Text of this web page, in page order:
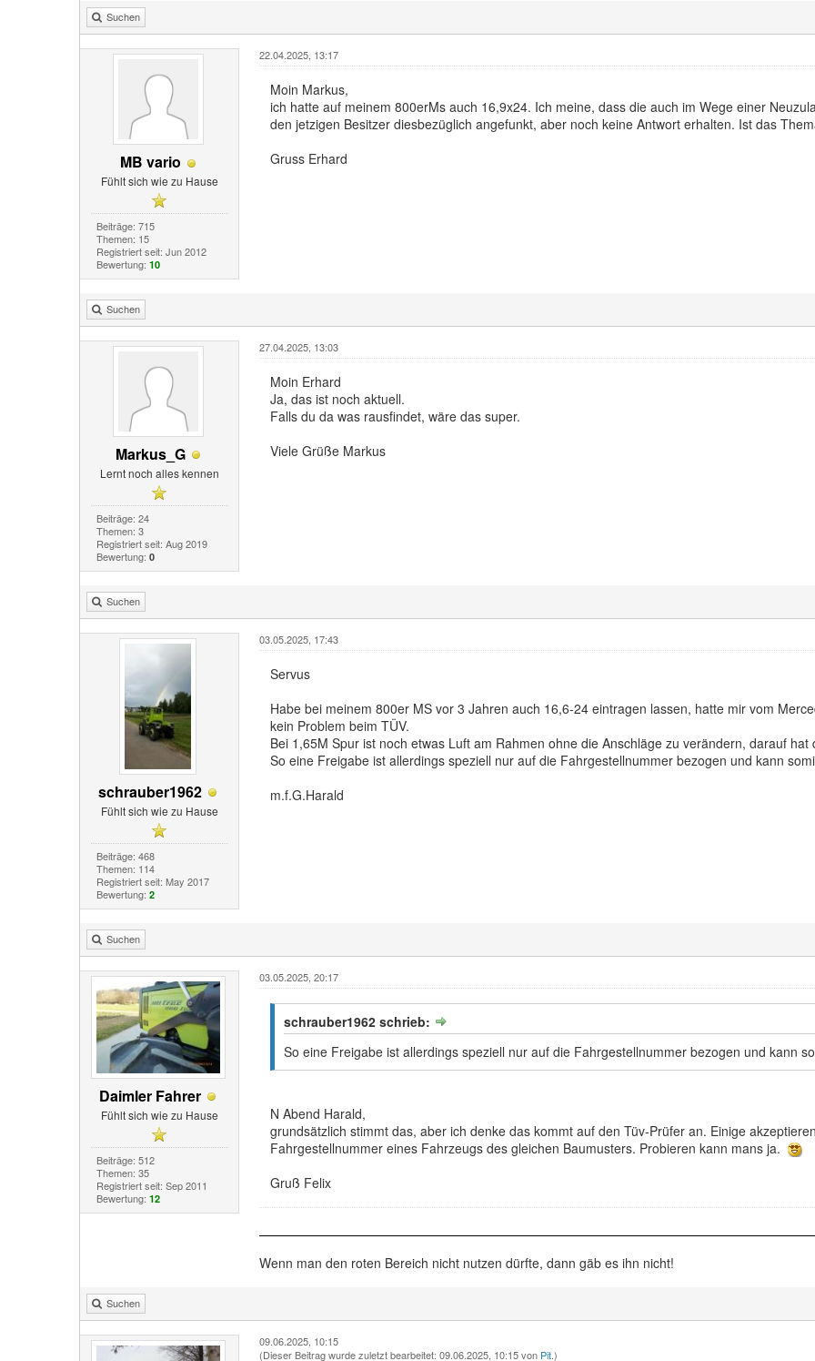
Suchen
MB vario
Fühlt sich wie zu Hause
Beiträge: 715
Themen: 15
Registriert seit: Jun 2012
Bewertung: 10
22.04.2025, 13:17
Moin Markus,
ich hatte auf meinem 800erMs auch 16,9x24. Ich meine, dass die auch im Wege einer
den jetzigen Besitzer diesbezüglich angefunkt, aber noch keine Antwort erhalten. Ist das
Gruss Erhard
Suchen
Markus_G
Lernt noch alles kennen
Beiträge: 24
Themen: 3
Registriert seit: Aug 2019
Bewertung: 0
27.04.2025, 13:03
Moin Erhard
Ja, das ist noch aktuell.
Falls du da was rausfindet, wäre das super.
Viele Grüße Markus
Suchen
schrauber1962
Fühlt sich wie zu Hause
Beiträge: 468
Themen: 114
Registriert seit: May 2017
Bewertung: 2
03.05.2025, 17:43
Servus
Habe bei meinem 800er MS vor 3 Jahren auch 16,6-24 eintragen lassen, hatte mir vom
kein Problem beim TÜV.
Bei 1,65M Spur ist noch etwas Luft am Rahmen ohne die Anschläge zu verändern, darauf
So eine Freigabe ist allerdings speziell nur auf die Fahrgestellnummer bezogen und kann
m.f.G.Harald
Suchen
Daimler Fahrer
Fühlt sich wie zu Hause
Beiträge: 512
Themen: 35
Registriert seit: Sep 2011
Bewertung: 12
03.05.2025, 20:17
schrauber1962 schrieb:
So eine Freigabe ist allerdings speziell nur auf die Fahrgestellnummer bezogen und kann
N Abend Harald,
grundsätzlich stimmt das, aber ich denke das kommt auf den Tüv-Prüfer an. Einige
Fahrgestellnummer eines Fahrzeugs des gleichen Baumusters. Probieren kann mans ja.
Gruß Felix
Wenn man den roten Bereich nicht nutzen dürfte, dann gäb es ihn nicht!
Suchen
09.06.2025, 10:15
(Dieser Beitrag wurde zuletzt bearbeitet: 09.06.2025, 10:15 von Pit.)